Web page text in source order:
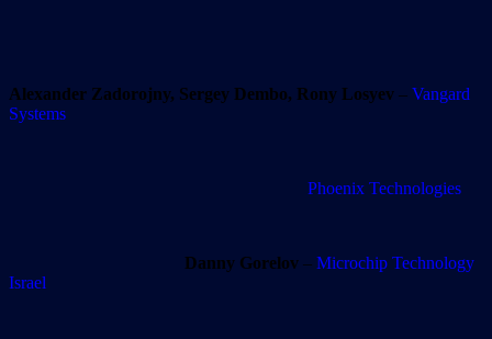
Alexander Zadorojny, Sergey Dembo, Rony Losyev – Vangard
Systems
Phoenix Technologies
Danny Gorelov – Microchip Technology
Israel